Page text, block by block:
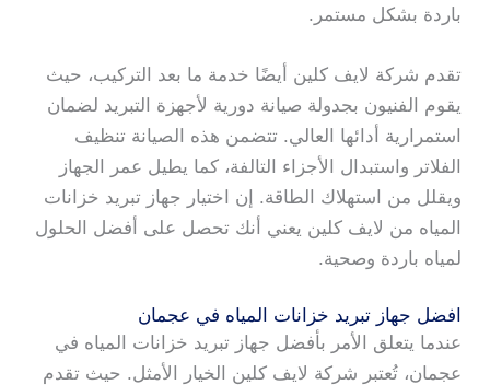
باردة بشكل مستمر.
تقدم شركة لايف كلين أيضًا خدمة ما بعد التركيب، حيث
يقوم الفنيون بجدولة صيانة دورية لأجهزة التبريد لضمان
استمرارية أدائها العالي. تتضمن هذه الصيانة تنظيف
الفلاتر واستبدال الأجزاء التالفة، كما يطيل عمر الجهاز
ويقلل من استهلاك الطاقة. إن اختيار جهاز تبريد خزانات
المياه من لايف كلين يعني أنك تحصل على أفضل الحلول
لمياه باردة وصحية.
افضل جهاز تبريد خزانات المياه في عجمان
عندما يتعلق الأمر بأفضل جهاز تبريد خزانات المياه في
عجمان، تُعتبر شركة لايف كلين الخيار الأمثل. حيث تقدم